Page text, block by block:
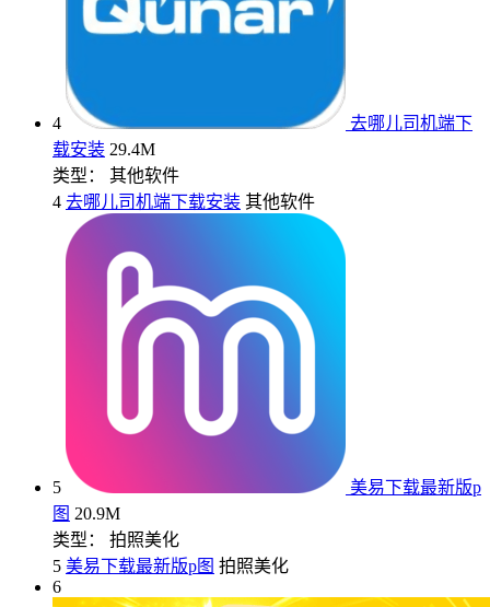
4
去哪儿司机端下
载安装 29.4M
类型： 其他软件
4 去哪儿司机端下载安装 其他软件
5
美易下载最新版p
图 20.9M
类型： 拍照美化
5 美易下载最新版p图 拍照美化
6